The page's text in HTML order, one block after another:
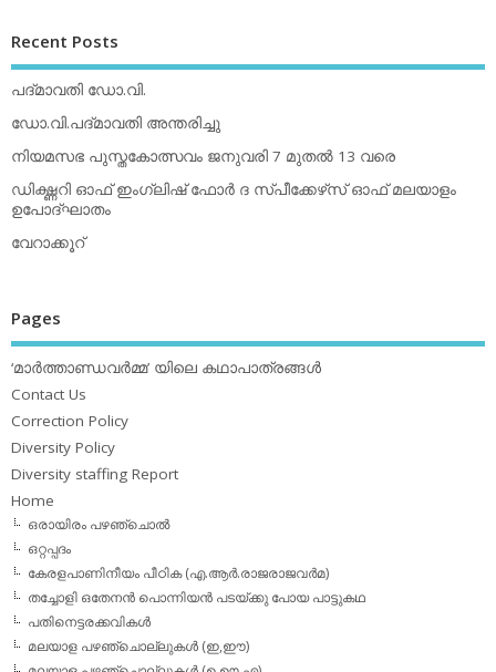
Recent Posts
പദ്മാവതി ഡോ.വി.
ഡോ.വി.പദ്മാവതി അന്തരിച്ചു
നിയമസഭ പുസ്തകോത്സവം ജനുവരി 7 മുതല്‍ 13 വരെ
ഡിക്ഷ്ണറി ഓഫ് ഇംഗ്ലിഷ് ഫോര്‍ ദ സ്പീക്കേഴ്‌സ് ഓഫ് മലയാളം
ഉപോദ്ഘാതം
വേറാക്കൂറ്
Pages
‘മാര്‍ത്താണ്ഡവര്‍മ്മ’ യിലെ കഥാപാത്രങ്ങള്‍
Contact Us
Correction Policy
Diversity Policy
Diversity staffing Report
Home
ഒരായിരം പഴഞ്ചൊല്‍
ഒറ്റപ്പദം
കേരളപാണിനീയം പീഠിക (എ.ആര്‍.രാജരാജവര്‍മ)
തച്ചോളി ഒതേനൻ പൊന്നിയൻ പടയ്‌ക്കു പോയ പാട്ടുകഥ
പതിനെട്ടരക്കവികള്‍
മലയാള പഴഞ്ചൊല്ലുകള്‍ (ഇ,ഈ)